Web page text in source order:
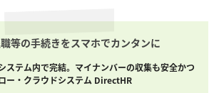
等の手続きをスマホでカンタンに
ステム内で完結。マイナンバーの収集も安全かつ
ー・クラウドシステム DirectHR